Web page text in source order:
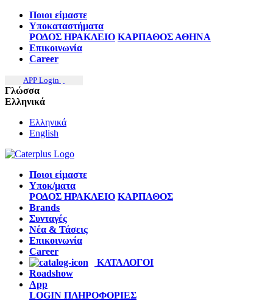
Ποιοι είμαστε
Υποκαταστήματα
ΡΟΔΟΣ ΗΡΑΚΛΕΙΟ ΚΑΡΠΑΘΟΣ ΑΘΗΝΑ
Επικοινωνία
Career
APP Login
Γλώσσα
Ελληνικά
Ελληνικά
English
Ποιοι είμαστε
Υποκ/ματα
ΡΟΔΟΣ ΗΡΑΚΛΕΙΟ ΚΑΡΠΑΘΟΣ
Brands
Συνταγές
Νέα & Τάσεις
Επικοινωνία
Career
ΚΑΤΑΛΟΓΟΙ
Roadshow
App
LOGIN ΠΛΗΡΟΦΟΡΙΕΣ